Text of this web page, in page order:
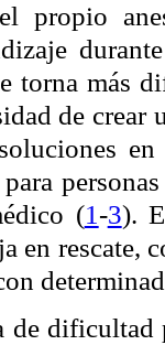
propio
torna más
de
(1 -3).
en rescate,
de dificultad